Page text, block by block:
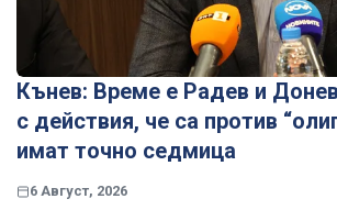
Кънев: Време е Радев и
с действия, че са против
имат точно седмица
6 Август, 2026